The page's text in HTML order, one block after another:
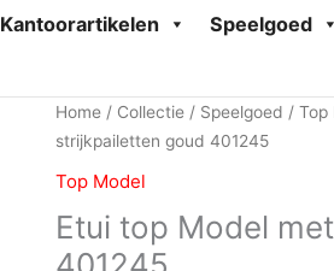
Kantoorartikelen Speelgoed
Home / Collectie / Speelgoed / Top
strijkpailetten goud 401245
Top Model
Etui top Model